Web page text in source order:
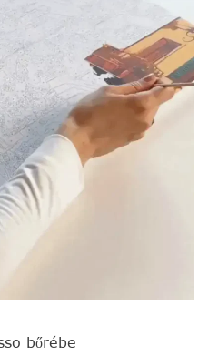
bőrébe